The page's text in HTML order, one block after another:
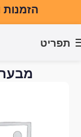
הזמנות
תפריט